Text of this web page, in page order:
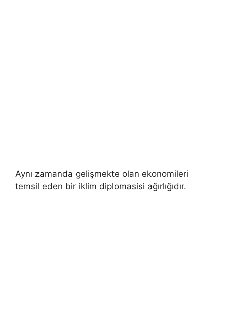
Aynı zamanda gelişmekte olan ekonomileri
temsil eden bir iklim diplomasisi ağırlığıdır.